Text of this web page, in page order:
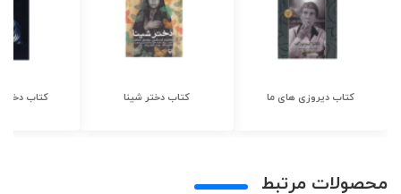
کتاب دیروزی های ما کتاب دختر شینا کتاب دختر
محصولات مرتبط